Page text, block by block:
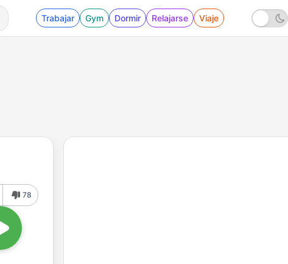
Trabajar Gym Dormir Relajarse Viaje
78